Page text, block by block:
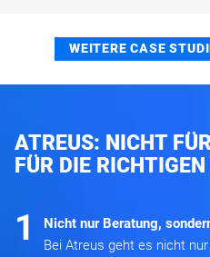
WEITERE CASE
ATREUS: NICHT
FÜR DIE RICHTIGEN
1
Nicht nur Beratung,
Bei Atreus geht es nicht